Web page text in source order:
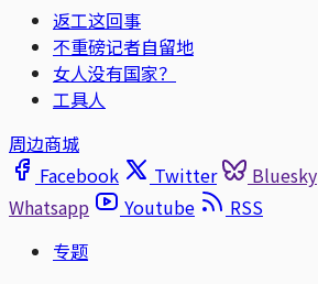
返工这回事
不重磅记者自留地
女人没有国家？
工具人
周边商城
Facebook
Twitter Bluesky
Whatsapp
Youtube
RSS
专题